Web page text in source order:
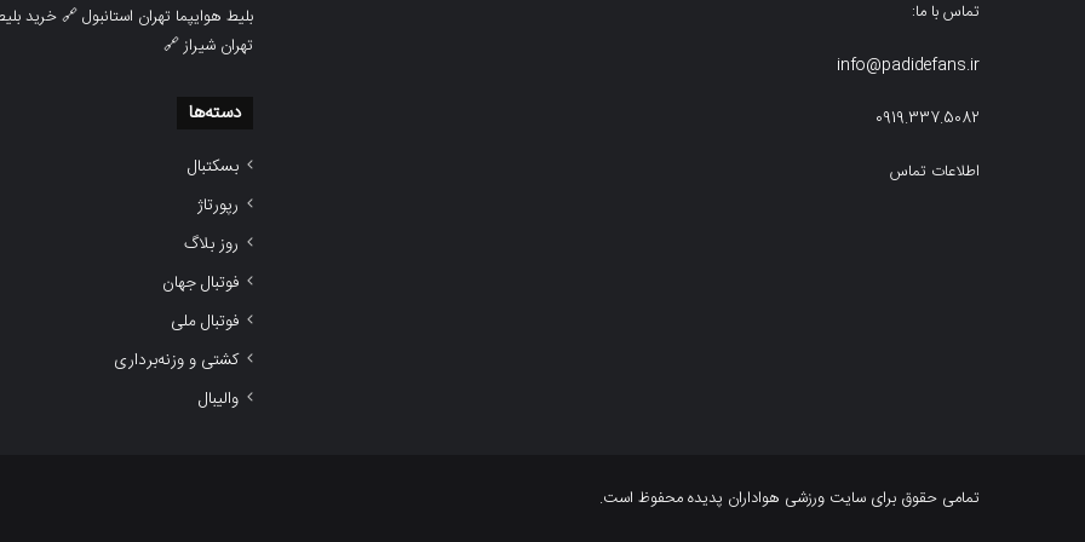
تماس با ما:
info@padidefans.ir
0919.337.5082
اطلاعات تماس
بلیط هوایپما تهران استانبول🔗خرید
تهران شیراز🔗
دسته‌ها
بسکتبال
رپورتاژ
روز بلاگ
فوتبال جهان
فوتبال ملی
کشتی و وزنه‌برداری
والیبال
تمامی حقوق برای سایت ورزشی هواداران پدیده محفوظ است.